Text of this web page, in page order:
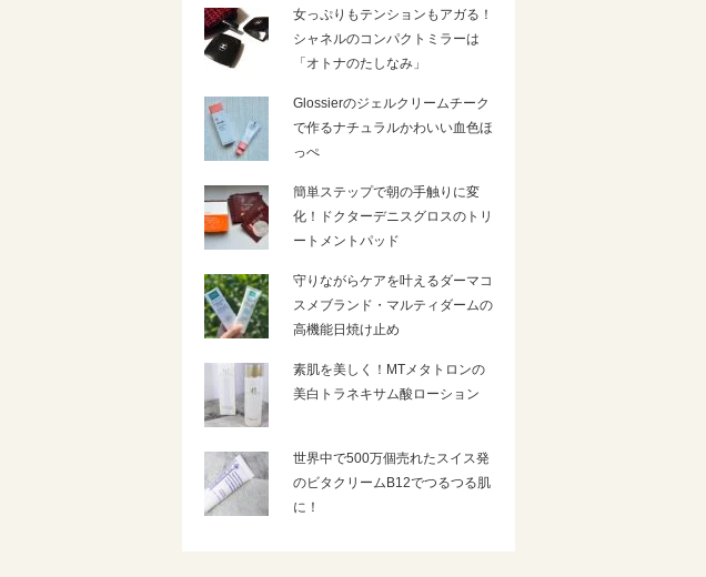
女っぷりもテンションもアガる！
シャネルのコンパクトミラーは
「オトナのたしなみ」
Glossierのジェルクリームチーク
で作るナチュラルかわいい血色ほ
っぺ
簡単ステップで朝の手触りに変
化！ドクターデニスグロスのトリ
ートメントパッド
守りながらケアを叶えるダーマコ
スメブランド・マルティダームの
高機能日焼け止め
素肌を美しく！MTメタトロンの
美白トラネキサム酸ローション
世界中で500万個売れたスイス発
のビタクリームB12でつるつる肌
に！